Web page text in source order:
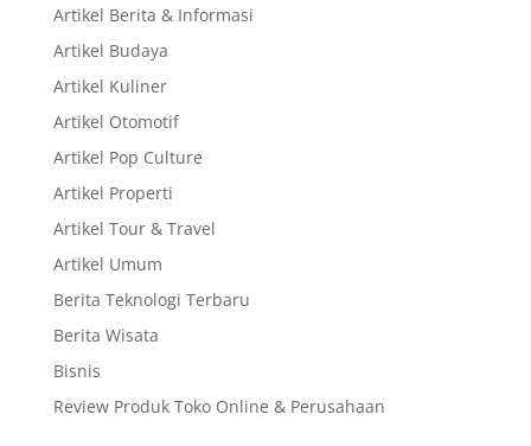
Artikel Berita & Informasi
Artikel Budaya
Artikel Kuliner
Artikel Otomotif
Artikel Pop Culture
Artikel Properti
Artikel Tour & Travel
Artikel Umum
Berita Teknologi Terbaru
Berita Wisata
Bisnis
Review Produk Toko Online & Perusahaan